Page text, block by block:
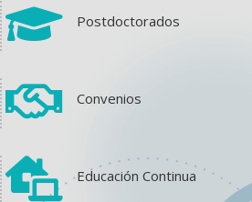
 Postdoctorados
 Convenios
 Educación Continua